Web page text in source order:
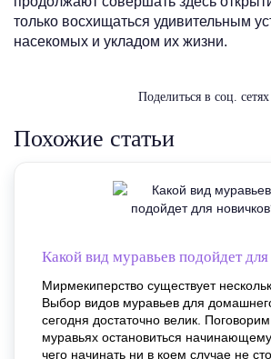
только восхищаться удивительным
насекомых и укладом их жизни.
Поделиться в соц. сетях
Похожие статьи
Какой вид муравьев подойдет для
Мирмекиперство существует
Выбор видов муравьев для
сегодня достаточно велик.
муравьях остановиться
чего начинать ни в коем случае не